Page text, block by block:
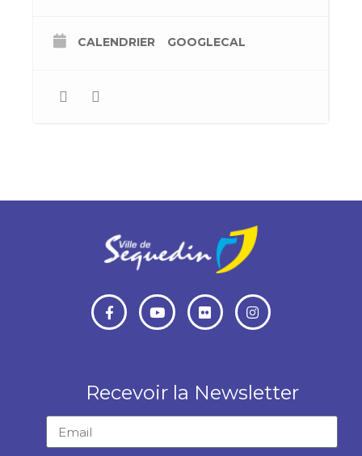
CALENDRIER GOOGLECAL
Recevoir la Newsletter